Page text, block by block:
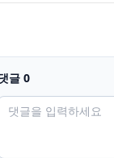
글 0